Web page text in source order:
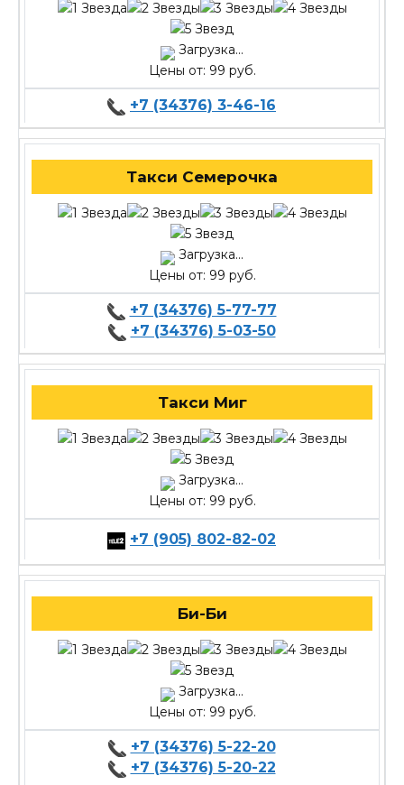
Загрузка...
Цены от: 99 руб.
+7 (34376) 3-46-16
Такси Семерочка
Загрузка...
Цены от: 99 руб.
+7 (34376) 5-77-77
+7 (34376) 5-03-50
Такси Миг
Загрузка...
Цены от: 99 руб.
+7 (905) 802-82-02
Би-Би
Загрузка...
Цены от: 99 руб.
+7 (34376) 5-22-20
+7 (34376) 5-20-22